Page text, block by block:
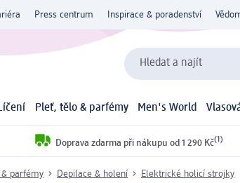
Press centrum Inspirace & poradenství
Hledat a najít
Pleť, tělo & parfémy Men's World
Doprava zdarma při nákupu od 1 290 Kč(1)
parfémy Depilace & holení Elektrické holicí strojky